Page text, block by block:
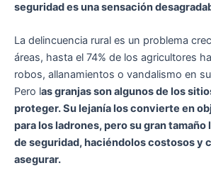
seguridad es una sensación
La delincuencia rural es un problema
áreas, hasta el 74% de los agricultores
robos, allanamientos o vandalismo en
Pero las granjas son algunos de los
proteger. Su lejanía los convierte en
para los ladrones, pero su gran
de seguridad, haciéndolos costosos y
asegurar.